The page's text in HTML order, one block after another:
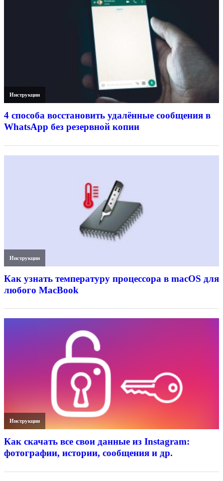
Инструкции
4 способа восстановить удалённые сообщения в
WhatsApp без резервной копии
Инструкции
Как узнать температуру процессора в macOS для
любого MacBook
Инструкции
Как скачать все свои данные из Instagram:
фотографии, истории, сообщения и др.